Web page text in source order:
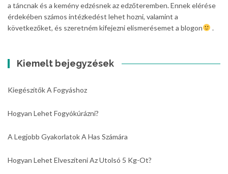
a táncnak és a kemény edzésnek az edzőteremben. Ennek elérése
érdekében számos intézkedést lehet hozni, valamint a
következőket, és szeretném kifejezni elismerésemet a blogon
.
Kiemelt bejegyzések
Kiegészítők A Fogyáshoz
Hogyan Lehet Fogyókúrázni?
A Legjobb Gyakorlatok A Has Számára
Hogyan Lehet Elveszíteni Az Utolsó 5 Kg-Ot?